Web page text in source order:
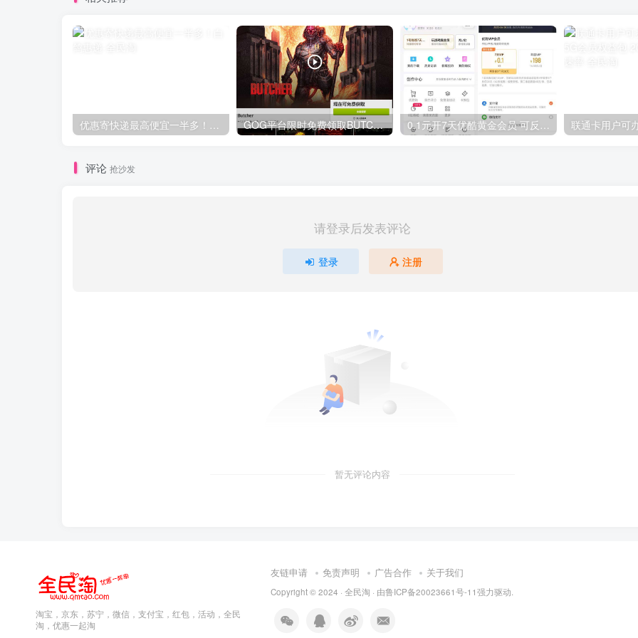
优惠寄快递最高便宜一半多！白鸽惠递 GOG平台限时免费领取BUTCHER（屠夫） 0.1元开7天优酷黄金会员 可反复开通需要关闭自动续费
评论 抢沙发
请登录后发表评论
登录 注册
暂无评论内容
淘宝，京东，苏宁，微信，支付宝，红包，活动，全民
淘，优惠一起淘
友链申请 免责声明 广告合作 关于我们
Copyright © 2024 · 全民淘 · 由鲁ICP备20023661号-11强力驱动.